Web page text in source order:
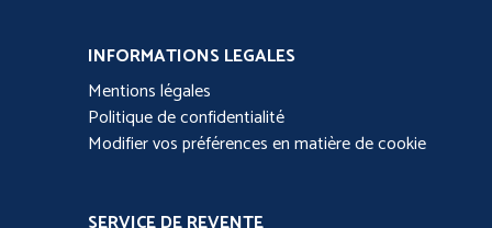
INFORMATIONS LEGALES
Mentions légales
Politique de confidentialité
Modifier vos préférences en matière de cookie